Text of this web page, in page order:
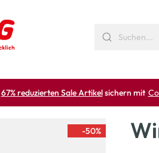
67% reduzierten Sale Artikelsichern mit
-50%